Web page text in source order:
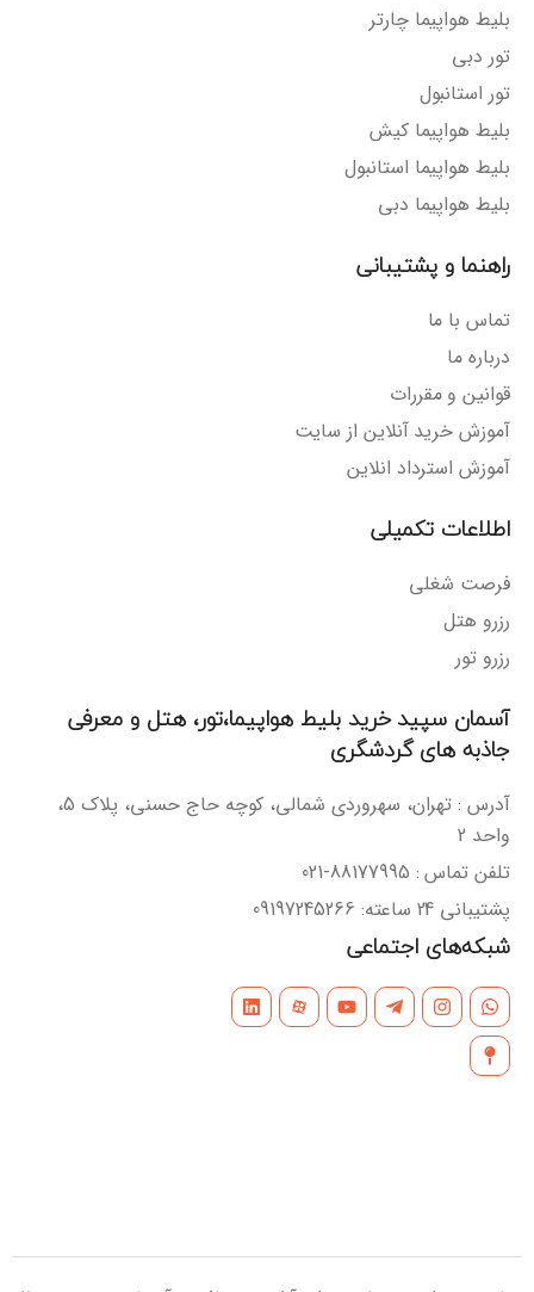
بلیط هواپیما چارتر
تور دبی
تور استانبول
بلیط هواپیما کیش
بلیط هواپیما استانبول
بلیط هواپیما دبی
راهنما و پشتیبانی
تماس با ما
درباره ما
قوانین و مقررات
آموزش خرید آنلاین از سایت
آموزش استرداد انلاین
اطلاعات تکمیلی
فرصت شغلی
رزرو هتل
رزرو تور
آسمان سپید خرید بلیط هواپیما،تور، هتل و معرفی
جاذبه های گردشگری
آدرس : تهران، سهروردی شمالی، کوچه حاج حسنی، پلاک 5،
واحد 2
تلفن تماس : 88177995-021
پشتیبانی 24 ساعته: 09197245266
شبکه‌های اجتماعی